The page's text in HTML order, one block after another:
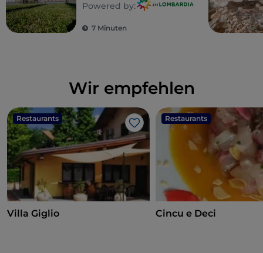
Powered by:
7 Minuten
Wir empfehlen
Restaurants
Like
Villa Giglio
Restaurants
Cincu e Deci